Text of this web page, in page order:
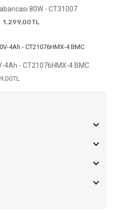
80W - CT31007
1.299,00TL
4Ah - CT21076HMX-4 BMC